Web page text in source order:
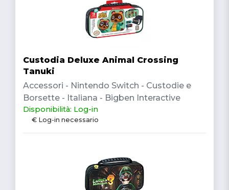
Custodia Deluxe Animal Crossing
Tanuki
Accessori - Nintendo Switch - Custodie e
Borsette - Italiana - Bigben Interactive
Disponibilità: Log-in
€ Log-in necessario